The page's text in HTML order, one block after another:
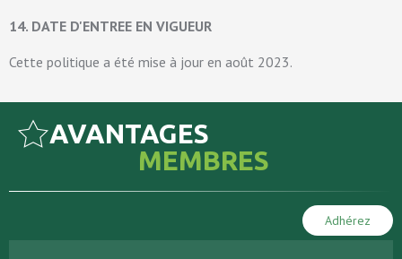
14. DATE D'ENTREE EN VIGUEUR
Cette politique a été mise à jour en août 2023.
AVANTAGES
MEMBRES
Adhérez